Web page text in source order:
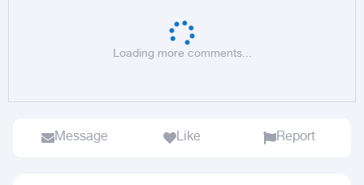
Loading more comments...
Message Like Report